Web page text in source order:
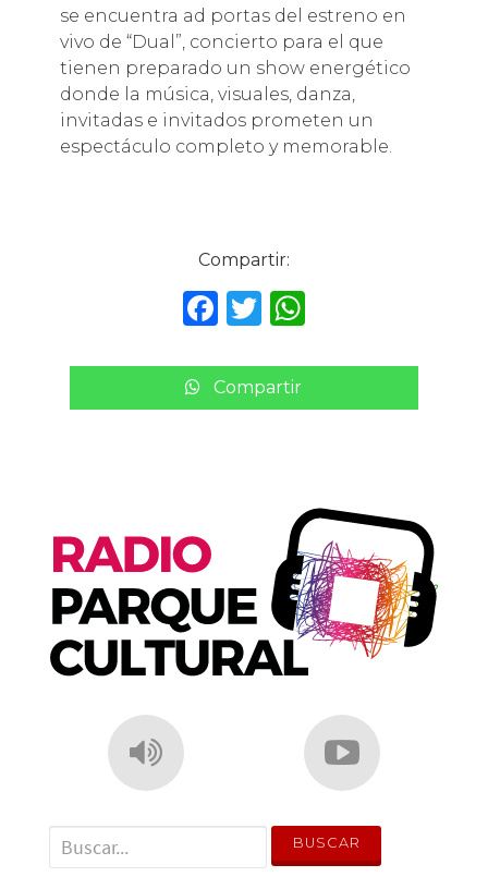
se encuentra ad portas del estreno en
vivo de “Dual”, concierto para el que
tienen preparado un show energético
donde la música, visuales, danza,
invitadas e invitados prometen un
espectáculo completo y memorable.
Compartir:
F
c
e
T
it
te
W
a
ts
p
Compartir
' . __('Search for:') . '